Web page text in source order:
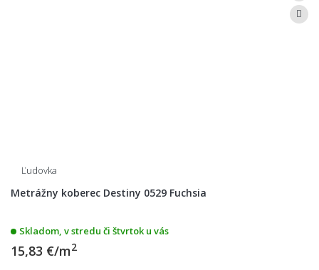
Ľudovka
Metrážny koberec Destiny 0529 Fuchsia
Skladom, v stredu či štvrtok u vás
15,83 €/m2